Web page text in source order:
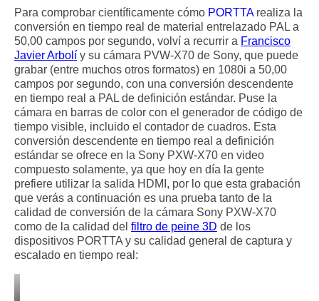
Para comprobar científicamente cómo PORTTArealiza la
conversión en tiempo real de material entrelazado PAL a
50,00 campos por segundo, volví a recurrir a Francisco
Javier Arbolí y su cámara PVW-X70 de Sony, que puede
grabar (entre muchos otros formatos) en 1080i a 50,00
campos por segundo, con una conversión descendente
en tiempo real a PAL de definición estándar. Puse la
cámara en barras de color con el generador de código de
tiempo visible, incluido el contador de cuadros. Esta
conversión descendente en tiempo real a definición
estándar se ofrece en la Sony PXW-X70 en video
compuesto solamente, ya que hoy en día la gente
prefiere utilizar la salida HDMI, por lo que esta grabación
que verás a continuación es una prueba tanto de la
calidad de conversión de la cámara Sony PXW-X70
como de la calidad del filtro de peine 3D de los
dispositivos PORTTA y su calidad general de captura y
escalado en tiempo real: